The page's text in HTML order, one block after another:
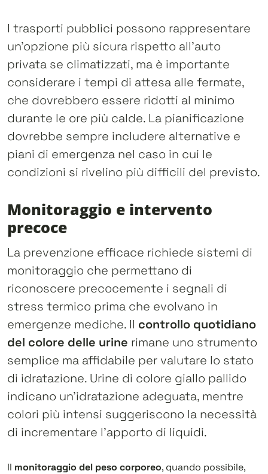
I trasporti pubblici possono rappresentare
un’opzione più sicura rispetto all’auto
privata se climatizzati, ma è importante
considerare i tempi di attesa alle fermate,
che dovrebbero essere ridotti al minimo
durante le ore più calde. La pianificazione
dovrebbe sempre includere alternative e
piani di emergenza nel caso in cui le
condizioni si rivelino più difficili del previsto.
Monitoraggio e intervento
precoce
La prevenzione efficace richiede sistemi di
monitoraggio che permettano di
riconoscere precocemente i segnali di
stress termico prima che evolvano in
emergenze mediche. Il controllo quotidiano
del colore delle urine rimane uno strumento
semplice ma affidabile per valutare lo stato
di idratazione. Urine di colore giallo pallido
indicano un’idratazione adeguata, mentre
colori più intensi suggeriscono la necessità
di incrementare l’apporto di liquidi.
Il monitoraggio del peso corporeo, quando possibile,